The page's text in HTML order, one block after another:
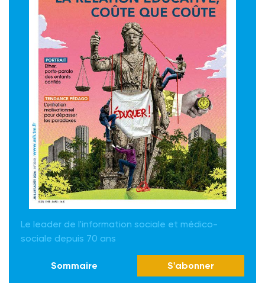
Le leader de l'information sociale et médico-
sociale depuis 70 ans
Sommaire S'abonner